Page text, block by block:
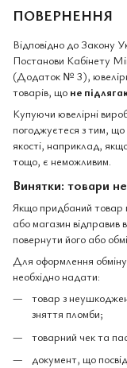
ПОВЕРНЕННЯ
Відповідно до Закону
Постанови Кабінету
(Додаток № 3),
товарів, що не
Купуючи ювелірні
погоджуєтеся з тим,
якості, наприклад,
тощо, є неможливим.
Винятки: товари
Якщо придбаний товар
або магазин
повернути його або
Для оформлення
необхідно надати:
товар з
зняття пломби;
товарний чек та
документ, що